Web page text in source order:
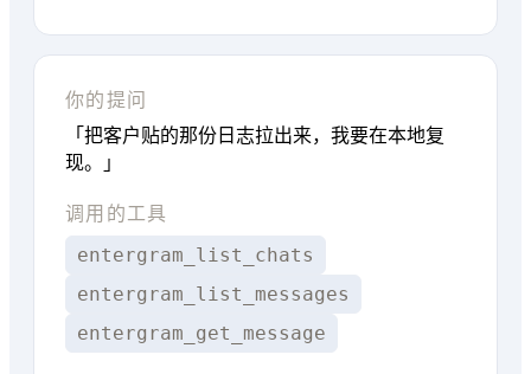
你的提问
「把客户贴的那份日志拉出来，我要在本地复
现。」
调用的工具
entergram_list_chats
entergram_list_messages
entergram_get_message